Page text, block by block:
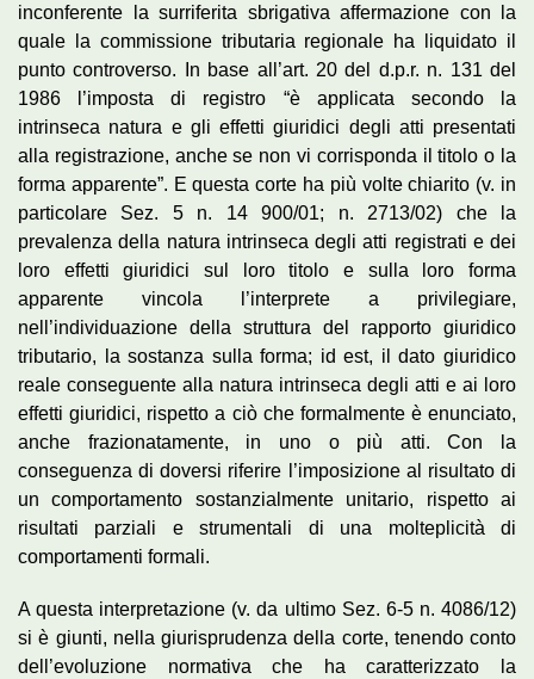
inconferente la surriferita sbrigativa affermazione con la
quale la commissione tributaria regionale ha liquidato il
punto controverso. In base all’art. 20 del d.p.r. n. 131 del
1986 l’imposta di registro “è applicata secondo la
intrinseca natura e gli effetti giuridici degli atti presentati
alla registrazione, anche se non vi corrisponda il titolo o la
forma apparente”. E questa corte ha più volte chiarito (v. in
particolare Sez. 5 n. 14 900/01; n. 2713/02) che la
prevalenza della natura intrinseca degli atti registrati e dei
loro effetti giuridici sul loro titolo e sulla loro forma
apparente vincola l’interprete a privilegiare,
nell’individuazione della struttura del rapporto giuridico
tributario, la sostanza sulla forma; id est, il dato giuridico
reale conseguente alla natura intrinseca degli atti e ai loro
effetti giuridici, rispetto a ciò che formalmente è enunciato,
anche frazionatamente, in uno o più atti. Con la
conseguenza di doversi riferire l’imposizione al risultato di
un comportamento sostanzialmente unitario, rispetto ai
risultati parziali e strumentali di una molteplicità di
comportamenti formali.
A questa interpretazione (v. da ultimo Sez. 6-5 n. 4086/12)
si è giunti, nella giurisprudenza della corte, tenendo conto
dell’evoluzione normativa che ha caratterizzato la